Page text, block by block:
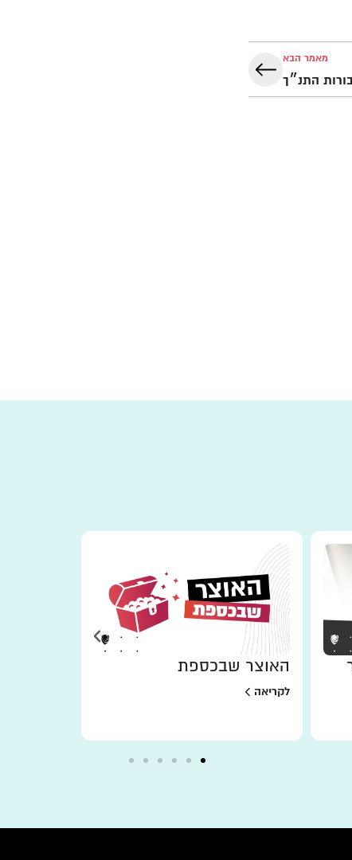
מאמר הבא
התנ״ך
האוצר שבכספת
לקריאה